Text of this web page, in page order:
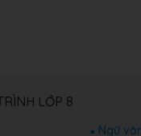
LỚP 8
Ngữ